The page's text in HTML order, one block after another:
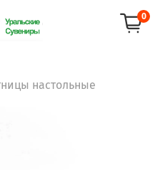
0
настольные